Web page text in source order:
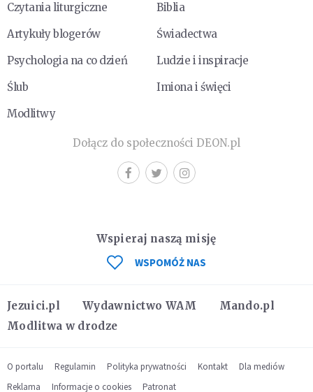
Czytania liturgiczne
Biblia
Artykuły blogerów
Świadectwa
Psychologia na co dzień
Ludzie i inspiracje
Ślub
Imiona i święci
Modlitwy
Dołącz do społeczności DEON.pl
Jezuici.pl Wydawnictwo WAM
Mando.pl
Modlitwa w drodze
Wspieraj naszą misję
WSPOMÓŻ NAS
O portalu Regulamin Polityka prywatności Kontakt
Dla mediów
Reklama
Informacje o cookies Patronat